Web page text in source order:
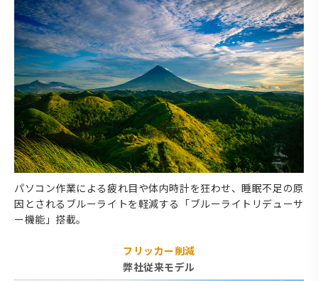
パソコン作業による疲れ目や体内時計を狂わせ、睡眠不足の原
因とされるブルーライトを軽減する「ブルーライトリデューサ
ー機能」搭載。
フリッカー削減
弊社従来モデル